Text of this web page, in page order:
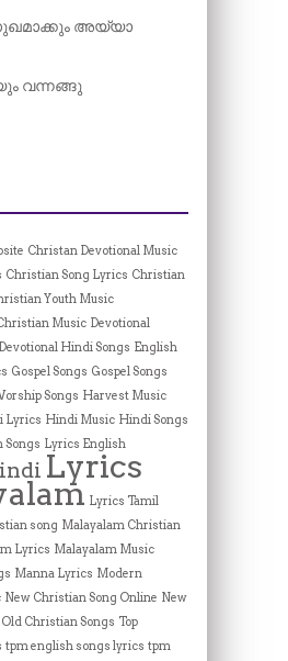
അയ്യാ
വന്നങ്ങു
Christan Devotional Music
Christian Song Lyrics Christian
Youth Music
Music Devotional
Devotional Hindi Songs English
Gospel Songs Gospel Songs
Songs Harvest Music
Lyrics Hindi Music Hindi Songs
Songs Lyrics English
Lyrics
Lyrics Tamil
song Malayalam Christian
Lyrics Malayalam Music
Manna Lyrics Modern
New Christian Song Online New
Old Christian Songs Top
tpm english songs lyrics tpm